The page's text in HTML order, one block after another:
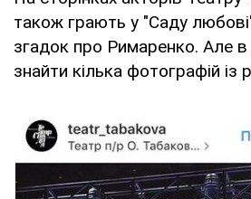
також грають у "Саду
згадок про Римаренко. Але
знайти кілька фотографій із